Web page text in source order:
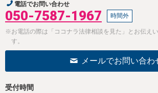
電話でお問い合わせ
050-7587-1967 時間外
※お電話の際は「ココナラ法律相談を見た」とお伝え
す。
メールでお問い合わ
受付時間